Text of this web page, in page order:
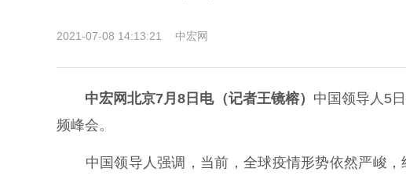
2021-07-08 14:13:21 中宏网
中宏网北京7月8日电（记者王镜榕） 中国领导人5
频峰会。
中国领导人强调，当前，全球疫情形势依然严峻，